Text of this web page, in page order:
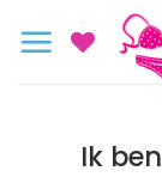
naar
Ik